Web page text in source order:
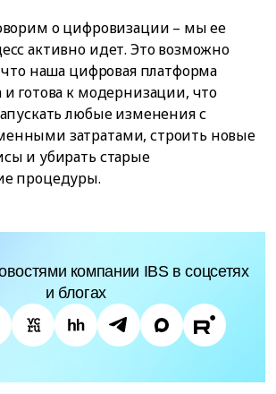
о цифровизации – мы ее
активно идет. Это возможно
что наша цифровая платформа
и готова к модернизации, что
любые изменения с
затратами, строить новые
и убирать старые
процедуры.
компании IBS в соцсетях
и блогах